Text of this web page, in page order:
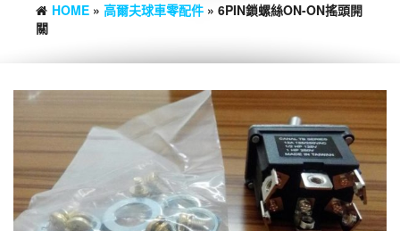
HOME » 高爾夫球車零配件 » 6PIN鎖螺絲ON-ON搖頭開
關